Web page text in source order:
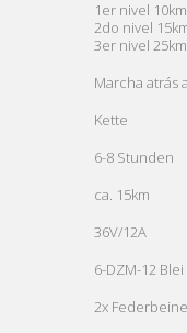
1er nivel
2do nivel
3er nivel
Marcha atrás
Kette
6-8 Stunden
ca. 15km
36V/12A
6-DZM-12
2x